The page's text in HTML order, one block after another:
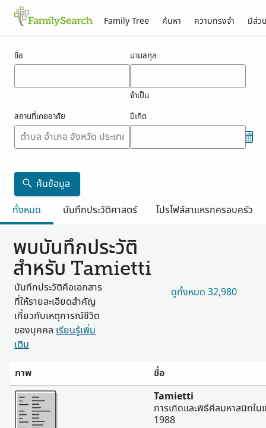
Family Tree ค้นหา ความทรงจำ มีส่ว
ชื่อ นามสกุล
จำเป็น
สถานที่เคยอาศัย
ปีเกิด
ค้นข้อมูล
ทั้งหมด
บันทึกประวัติศาสตร์ โปรไฟล์สาแหรกครอบครัว
พบบันทึกประวัติ
สำหรับ Tamietti
บันทึกประวัติคือเอกสาร
ที่ให้รายละเอียดสำคัญ
เกี่ยวกับเหตุการณ์ชีวิต
ของบุคคล เรียนรู้เพิ่ม
เติม
ดูทั้งหมด 32,980
ภาพ
ชื่อ
มากขึ้น
Tamietti
การเกิดและพิธีศีลมหาสนิทใ
1988